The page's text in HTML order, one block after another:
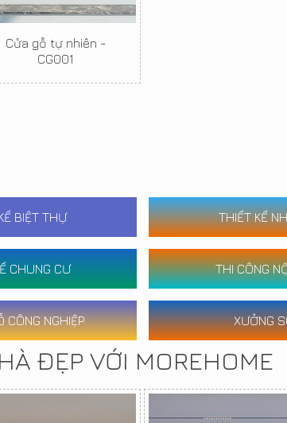
Cửa gỗ tự nhiên -
CG001
BIỆT THỰ THIẾT KẾ
CHUNG CƯ THI CÔNG
CÔNG NGHIỆP XƯỞNG
ĐẸP VỚI MOREHOME